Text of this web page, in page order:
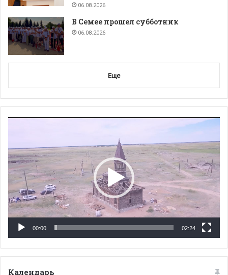
06.08.2026
В Семее прошел субботник
06.08.2026
Еще
00:00 02:24
Календарь